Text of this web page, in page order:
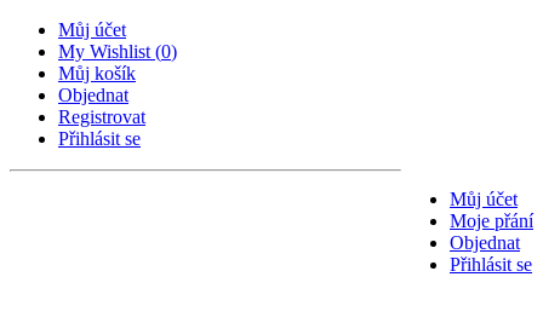
Můj účet
My Wishlist (0)
Můj košík
Objednat
Registrovat
Přihlásit se
Můj účet
Moje přání
Objednat
Přihlásit se